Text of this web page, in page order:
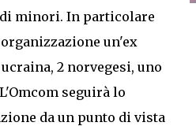
minori. In particolare
un'ex
2 norvegesi, uno
seguirà lo
da un punto di vista